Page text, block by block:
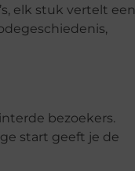
elk stuk vertelt een
bezoekers.
start geeft je de